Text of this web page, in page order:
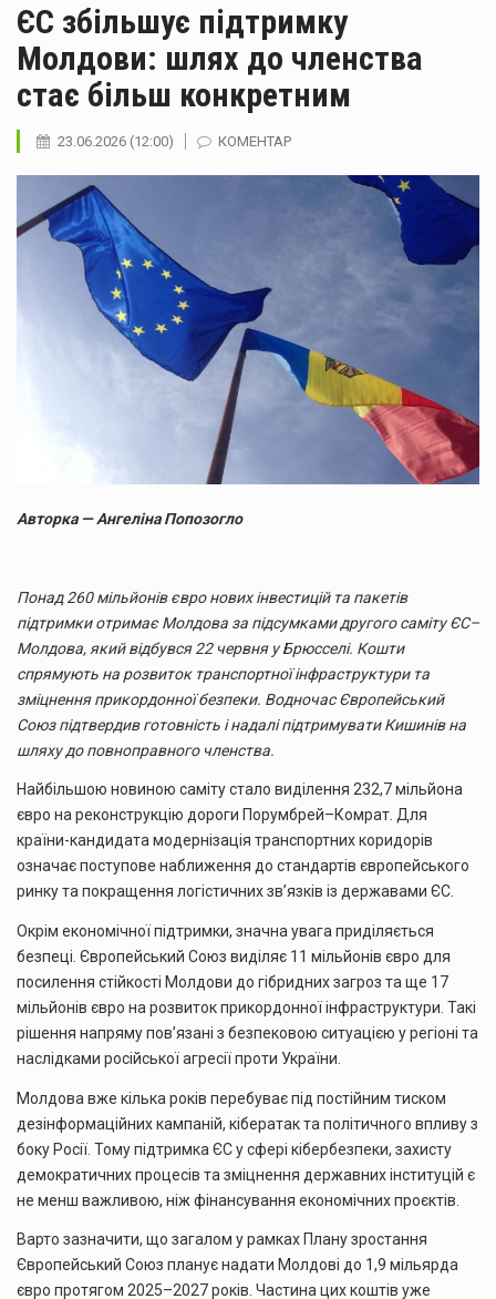
ЄС збільшує підтримку
Молдови: шлях до членства
стає більш конкретним
23.06.2026 (12:00) КОМЕНТАР
Авторка — Ангеліна Попозогло
Понад 260 мільйонів євро нових інвестицій та пакетів
підтримки отримає Молдова за підсумками другого саміту ЄС–
Молдова, який відбувся 22 червня у Брюсселі. Кошти
спрямують на розвиток транспортної інфраструктури та
зміцнення прикордонної безпеки. Водночас Європейський
Союз підтвердив готовність і надалі підтримувати Кишинів на
шляху до повноправного членства.
Найбільшою новиною саміту стало виділення 232,7 мільйона
євро на реконструкцію дороги Порумбрей–Комрат. Для
країни-кандидата модернізація транспортних коридорів
означає поступове наближення до стандартів європейського
ринку та покращення логістичних зв’язків із державами ЄС.
Окрім економічної підтримки, значна увага приділяється
безпеці. Європейський Союз виділяє 11 мільйонів євро для
посилення стійкості Молдови до гібридних загроз та ще 17
мільйонів євро на розвиток прикордонної інфраструктури. Такі
рішення напряму пов’язані з безпековою ситуацією у регіоні та
наслідками російської агресії проти України.
Молдова вже кілька років перебуває під постійним тиском
дезінформаційних кампаній, кібератак та політичного впливу з
боку Росії. Тому підтримка ЄС у сфері кібербезпеки, захисту
демократичних процесів та зміцнення державних інституцій є
не менш важливою, ніж фінансування економічних проєктів.
Варто зазначити, що загалом у рамках Плану зростання
Європейський Союз планує надати Молдові до 1,9 мільярда
євро протягом 2025–2027 років. Частина цих коштів уже